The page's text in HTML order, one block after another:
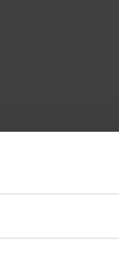
kein Geldbeutel